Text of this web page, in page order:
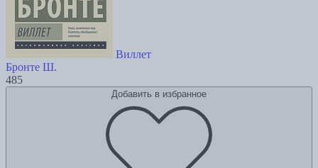
Виллет
Бронте Ш.
485
Добавить в избранное